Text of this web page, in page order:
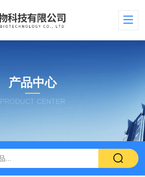
产品中心
PRODUCT CENTER